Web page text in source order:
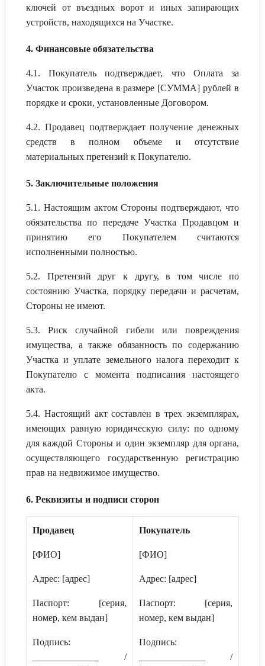
ключей от въездных ворот и иных запирающих
устройств, находящихся на Участке.
4. Финансовые обязательства
4.1. Покупатель подтверждает, что Оплата за
Участок произведена в размере [СУММА] рублей в
порядке и сроки, установленные Договором.
4.2. Продавец подтверждает получение денежных
средств в полном объеме и отсутствие
материальных претензий к Покупателю.
5. Заключительные положения
5.1. Настоящим актом Стороны подтверждают, что
обязательства по передаче Участка Продавцом и
принятию его Покупателем считаются
исполненными полностью.
5.2. Претензий друг к другу, в том числе по
состоянию Участка, порядку передачи и расчетам,
Стороны не имеют.
5.3. Риск случайной гибели или повреждения
имущества, а также обязанность по содержанию
Участка и уплате земельного налога переходит к
Покупателю с момента подписания настоящего
акта.
5.4. Настоящий акт составлен в трех экземплярах,
имеющих равную юридическую силу: по одному
для каждой Стороны и один экземпляр для органа,
осуществляющего государственную регистрацию
прав на недвижимое имущество.
6. Реквизиты и подписи сторон
Продавец
[ФИО]
Адрес: [адрес]
Паспорт: [серия,
номер, кем выдан]
Подпись:
______________ /
Покупатель
[ФИО]
Адрес: [адрес]
Паспорт: [серия,
номер, кем выдан]
Подпись:
______________ /